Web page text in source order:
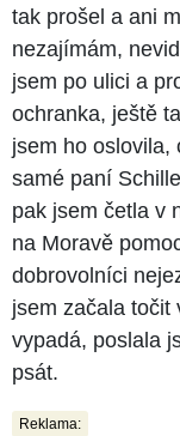
tak prošel a ani
nezajímám,
jsem po ulici a
ochranka, ještě
jsem ho oslovila,
samé paní
pak jsem četla v
na Moravě
dobrovolníci
jsem začala točit
vypadá, poslala
psát.
Reklama: